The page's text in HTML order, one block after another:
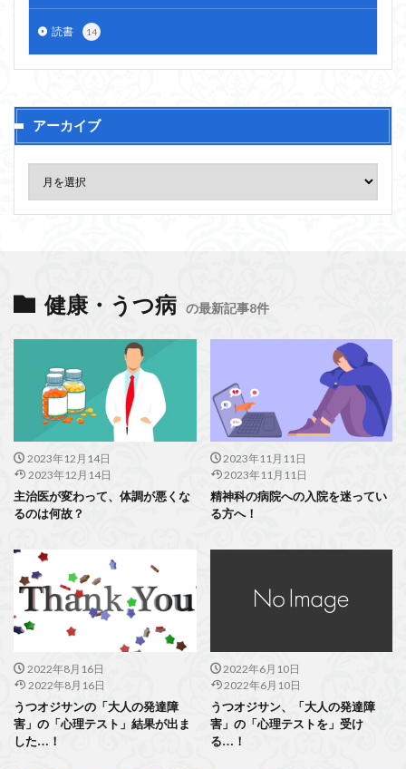
読書 14
アーカイブ
健康・うつ病 の最新記事8件
2023年12月14日
2023年12月14日
主治医が変わって、体調が悪くな
るのは何故？
2023年11月11日
2023年11月11日
精神科の病院への入院を迷ってい
る方へ！
2022年8月16日
2022年8月16日
うつオジサンの「大人の発達障
害」の「心理テスト」結果が出ま
した…！
2022年6月10日
2022年6月10日
うつオジサン、「大人の発達障
害」の「心理テストを」受け
る…！